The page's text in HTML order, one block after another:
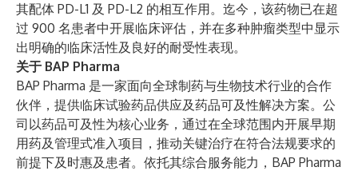
其配体 PD-L1 及 PD-L2 的相互作用。迄今，该药物已在超
过 900 名患者中开展临床评估，并在多种肿瘤类型中显示
出明确的临床活性及良好的耐受性表现。
关于 BAP Pharma
BAP Pharma 是一家面向全球制药与生物技术行业的合作
伙伴，提供临床试验药品供应及药品可及性解决方案。公
司以药品可及性为核心业务，通过在全球范围内开展早期
用药及管理式准入项目，推动关键治疗在符合法规要求的
前提下及时惠及患者。依托其综合服务能力，BAP Pharma